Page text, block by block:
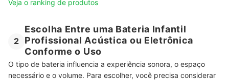
Veja o ranking de produtos
2
Escolha Entre uma Bateria Infantil
Profissional Acústica ou Eletrônica
Conforme o Uso
O tipo de bateria influencia a experiência sonora, o espaço
necessário e o volume. Para escolher, você precisa considerar